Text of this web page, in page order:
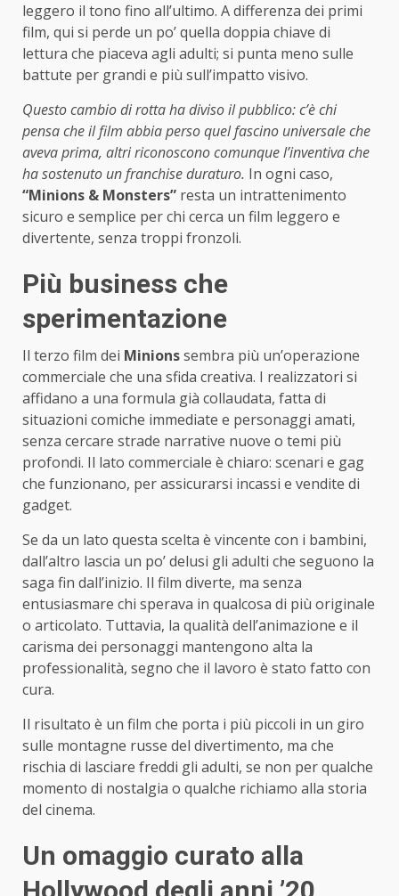
leggero il tono fino all’ultimo. A differenza dei primi
film, qui si perde un po’ quella doppia chiave di
lettura che piaceva agli adulti; si punta meno sulle
battute per grandi e più sull’impatto visivo.
Questo cambio di rotta ha diviso il pubblico: c’è chi
pensa che il film abbia perso quel fascino universale che
aveva prima, altri riconoscono comunque l’inventiva che
ha sostenuto un franchise duraturo. In ogni caso,
“Minions & Monsters” resta un intrattenimento
sicuro e semplice per chi cerca un film leggero e
divertente, senza troppi fronzoli.
Più business che
sperimentazione
Il terzo film dei Minionssembra più un’operazione
commerciale che una sfida creativa. I realizzatori si
affidano a una formula già collaudata, fatta di
situazioni comiche immediate e personaggi amati,
senza cercare strade narrative nuove o temi più
profondi. Il lato commerciale è chiaro: scenari e gag
che funzionano, per assicurarsi incassi e vendite di
gadget.
Se da un lato questa scelta è vincente con i bambini,
dall’altro lascia un po’ delusi gli adulti che seguono la
saga fin dall’inizio. Il film diverte, ma senza
entusiasmare chi sperava in qualcosa di più originale
o articolato. Tuttavia, la qualità dell’animazione e il
carisma dei personaggi mantengono alta la
professionalità, segno che il lavoro è stato fatto con
cura.
Il risultato è un film che porta i più piccoli in un giro
sulle montagne russe del divertimento, ma che
rischia di lasciare freddi gli adulti, se non per qualche
momento di nostalgia o qualche richiamo alla storia
del cinema.
Un omaggio curato alla